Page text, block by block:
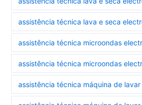
assistência técnica lava e seca
assistência técnica microondas
assistência técnica microondas
assistência técnica máquina de